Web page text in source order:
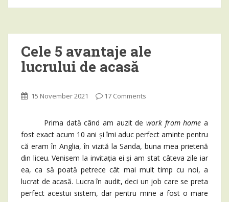
Cele 5 avantaje ale
lucrului de acasă
15 November 2021 17 Comments
Prima dată când am auzit dework from home a
fost exact acum 10 ani și îmi aduc perfect aminte pentru
că eram în Anglia, în vizită la Sanda, buna mea prietenă
din liceu. Venisem la invitația ei și am stat câteva zile iar
ea, ca să poată petrece cât mai mult timp cu noi, a
lucrat de acasă. Lucra în audit, deci un job care se preta
perfect acestui sistem, dar pentru mine a fost o mare